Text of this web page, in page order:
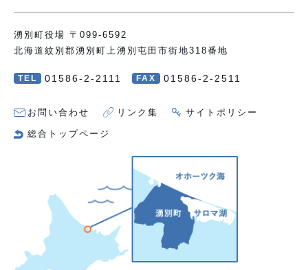
湧別町役場 〒099-6592
北海道紋別郡湧別町上湧別屯田市街地318番地
TEL 01586-2-2111 FAX 01586-2-2511
お問い合わせ リンク集 サイトポリシー
総合トップページ